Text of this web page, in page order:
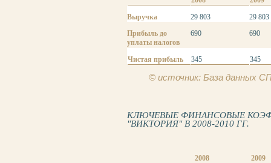
Выручка
29 803
29 803
Прибыль до
уплаты налогов
690 690
Чистая прибыль 345 345
© источник: База данных
КЛЮЧЕВЫЕ ФИНАНСОВЫЕ
"ВИКТОРИЯ" В 2008-2010 ГГ.
2008 2009